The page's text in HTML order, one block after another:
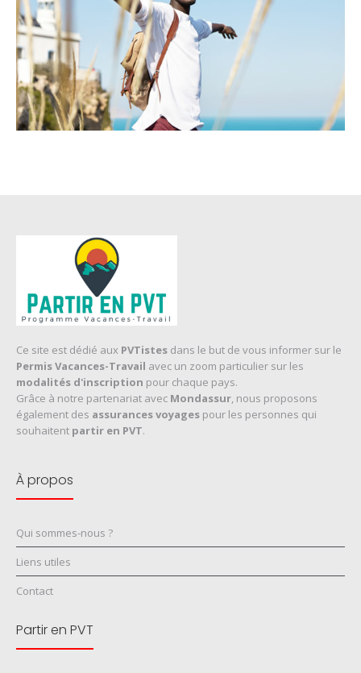
Ce site est dédié aux PVTistes dans le but de vous informer sur le
Permis Vacances-Travail avec un zoom particulier sur les
modalités d'inscription pour chaque pays.
Grâce à notre partenariat avec Mondassur , nous proposons
également des assurances voyages pour les personnes qui
souhaitent partir en PVT.
À propos
Qui sommes-nous ?
Liens utiles
Contact
Partir en PVT